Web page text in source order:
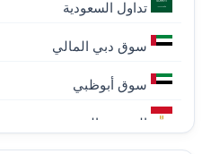
تداول السعودية
سوق دبي المالي
سوق أبوظبي
البورصة المصرية